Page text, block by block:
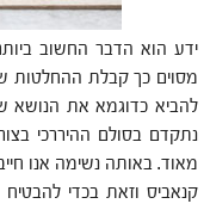
ידע הוא הדבר החשוב
מסוים כך קבלת ההחלטות
להביא כדוגמא את הנושא
נתקדם בסולם ההיררכי
מאוד. באותה נשימה אנו
קנאביס וזאת בכדי